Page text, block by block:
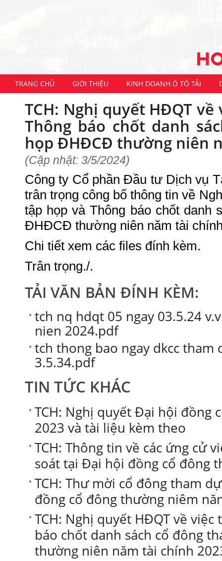
TRANG CHỦ GIỚI THIỆU KINH DOANH Ô TÔ TẢI
TCH: Nghị quyết HĐQT
Thông báo chốt danh
họp ĐHĐCĐ thường niên
(Cập nhật: 3/5/2024)
Công ty Cổ phần Đầu tư Dịch vụ
trân trọng công bố thông tin về
tập họp và Thông báo chốt danh
ĐHĐCĐ thường niên năm tài
Chi tiết xem các files đính kèm.
Trân trọng./.
TẢI VĂN BẢN ĐÍNH KÈM:
tch nq hdqt 05 ngay 03.5.24
nien 2024.pdf
tch thong bao ngay dkcc tham
3.5.34.pdf
TIN TỨC KHÁC
TCH: Nghị quyết Đại hội đồng
2023 và tài liệu kèm theo
TCH: Thông tin về các ứng cử
soát tại Đại hội đồng cổ đông
TCH: Thư mời cổ đông tham
đồng cổ đông thường niêm
TCH: Nghị quyết HĐQT về
báo chốt danh sách cổ đông
thường niên năm tài chính